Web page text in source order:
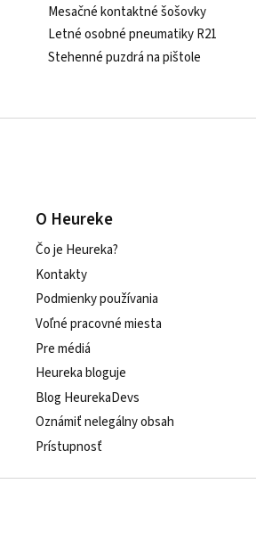
Mesačné kontaktné šošovky
Letné osobné pneumatiky R21
Stehenné puzdrá na pištole
O Heureke
Čo je Heureka?
Kontakty
Podmienky používania
Voľné pracovné miesta
Pre médiá
Heureka bloguje
Blog HeurekaDevs
Oznámiť nelegálny obsah
Prístupnosť